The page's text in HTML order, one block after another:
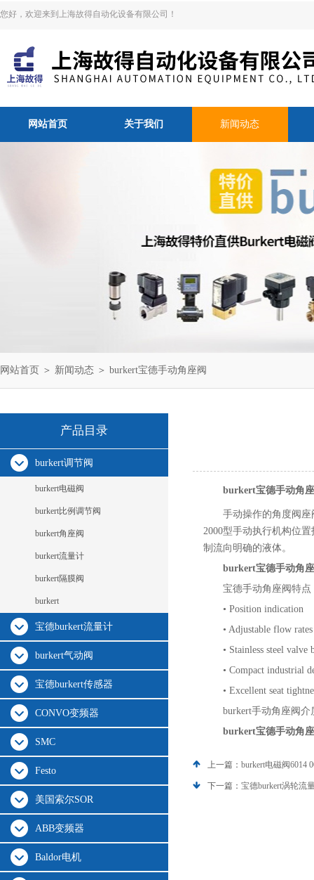
您好，欢迎来到上海故得自动化设备有限公司！
网站首页 关于我们 新闻动态
网站首页 ＞ 新闻动态 ＞ burkert宝德手动角座阀
产品目录
burkert调节阀
burkert电磁阀
burkert比例调节阀
burkert角座阀
burkert流量计
burkert隔膜阀
burkert
宝德burkert流量计
burkert气动阀
宝德burkert传感器
CONVO变频器
SMC
Festo
美国索尔SOR
ABB变频器
Baldor电机
burkert宝德手动角
手动操作的角度阀座
2000型手动执行机构位
制流向明确的液体。
burkert宝德手动角
宝德手动角座阀特点
• Position indication
• Adjustable flow rates
• Stainless steel valve
• Compact industrial
• Excellent seat
burkert手动角座阀
burkert宝德手动角
上一篇： burkert电磁阀6014
下一篇： 宝德burkert涡轮流